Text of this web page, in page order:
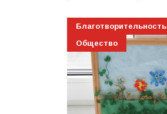
Благотворительность
Общество